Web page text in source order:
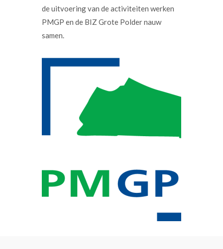
de uitvoering van de activiteiten werken
PMGP en de BIZ Grote Polder nauw
samen.